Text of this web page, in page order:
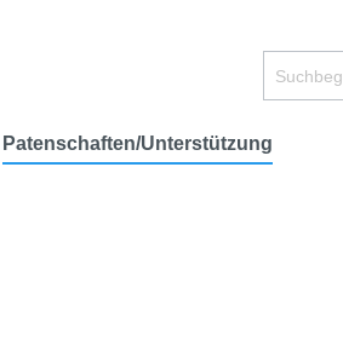
Patenschaften/Unterstützung